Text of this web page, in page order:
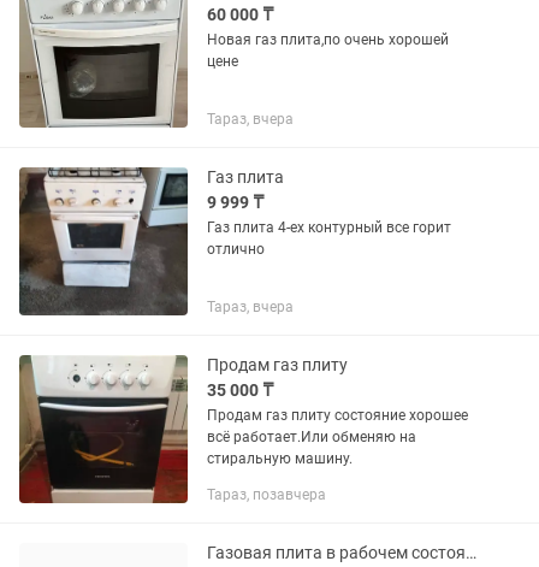
60 000 ₸
Новая газ плита,по очень хорошей
цене
Тараз, вчера
Газ плита
9 999 ₸
Газ плита 4-ех контурный все горит
отлично
Тараз, вчера
Продам газ плиту
35 000 ₸
Продам газ плиту состояние хорошее
всё работает.Или обменяю на
стиральную машину.
Тараз, позавчера
Газовая плита в рабочем состоянии